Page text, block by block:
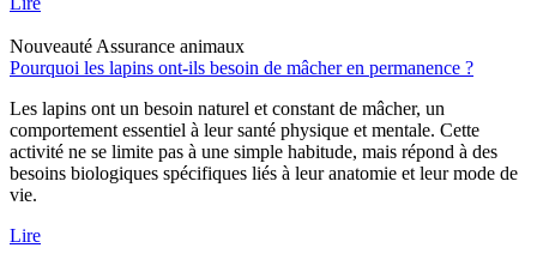
Nouveauté Assurance animaux
Pourquoi les lapins ont-ils besoin de mâcher en permanence ?
Les lapins ont un besoin naturel et constant de mâcher, un
comportement essentiel à leur santé physique et mentale. Cette
activité ne se limite pas à une simple habitude, mais répond à des
besoins biologiques spécifiques liés à leur anatomie et leur mode de
vie.
Lire